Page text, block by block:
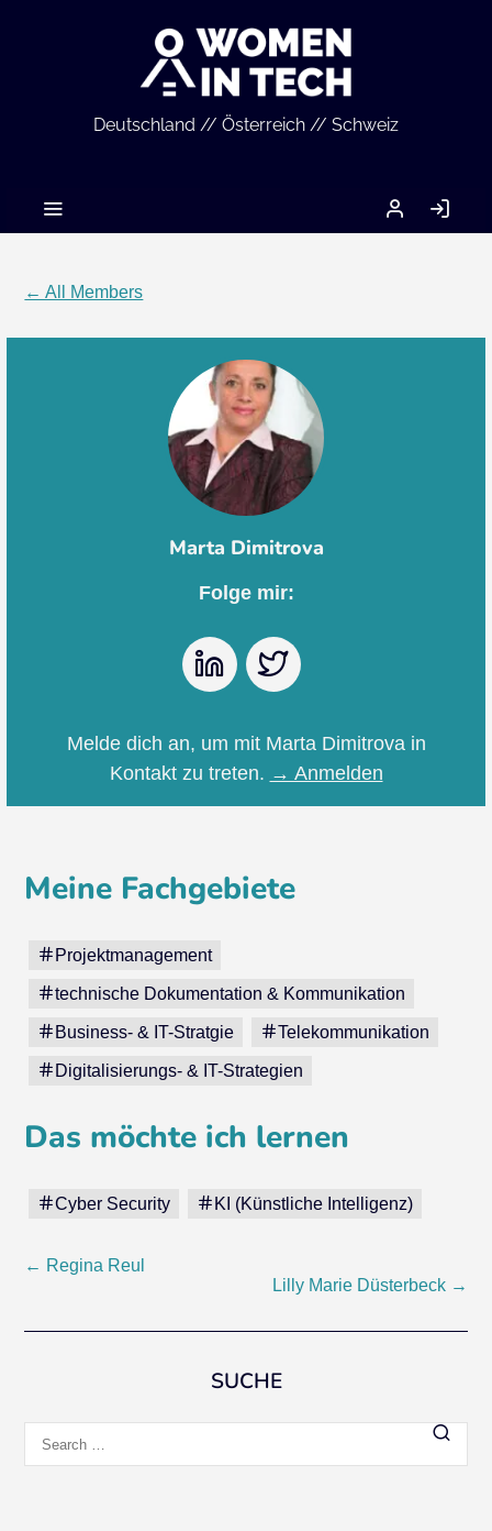
Deutschland // Österreich // Schweiz
MEIN
ACCOUNT
IN
← All Members
Marta Dimitrova
Folge mir:
LinkedIn
Melde dich an, um mit Marta Dimitrova in
Kontakt zu treten. → Anmelden
Meine Fachgebiete
Projektmanagement
technische Dokumentation & Kommunikation
Business- & IT-Stratgie Telekommunikation
Digitalisierungs- & IT-Strategien
Das möchte ich lernen
Cyber Security KI (Künstliche Intelligenz)
Post
← Regina Reul
Lilly Marie Düsterbeck →
SUCHE
for: